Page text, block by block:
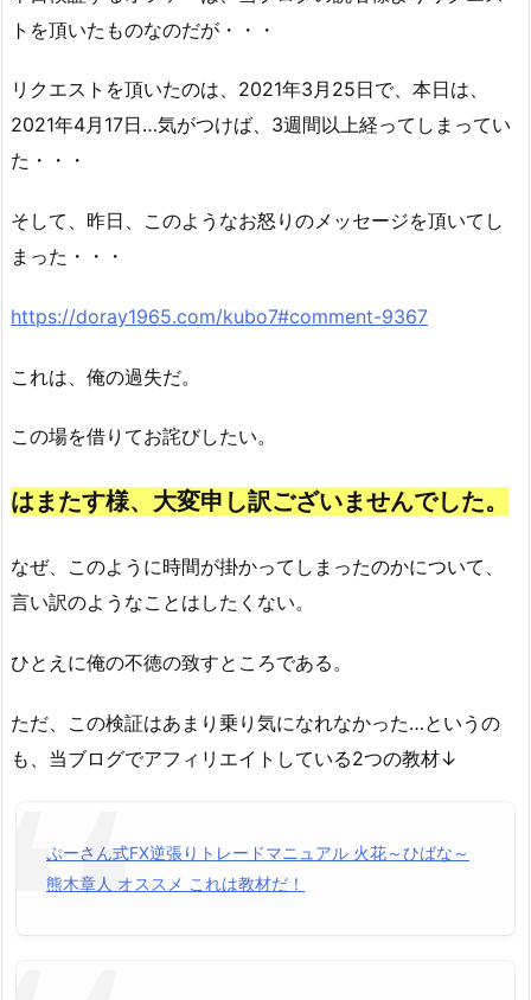
トを頂いたものなのだが・・・
リクエストを頂いたのは、2021年3月25日で、本日は、
2021年4月17日…気がつけば、3週間以上経ってしまってい
た・・・
そして、昨日、このようなお怒りのメッセージを頂いてし
まった・・・
https://doray1965.com/kubo7#comment-9367
これは、俺の過失だ。
この場を借りてお詫びしたい。
はまたす様、大変申し訳ございませんでした。
なぜ、このように時間が掛かってしまったのかについて、
言い訳のようなことはしたくない。
ひとえに俺の不徳の致すところである。
ただ、この検証はあまり乗り気になれなかった…というの
も、当ブログでアフィリエイトしている2つの教材↓
ぷーさん式FX逆張りトレードマニュアル 火花～ひばな～
熊木章人 オススメ これは教材だ！